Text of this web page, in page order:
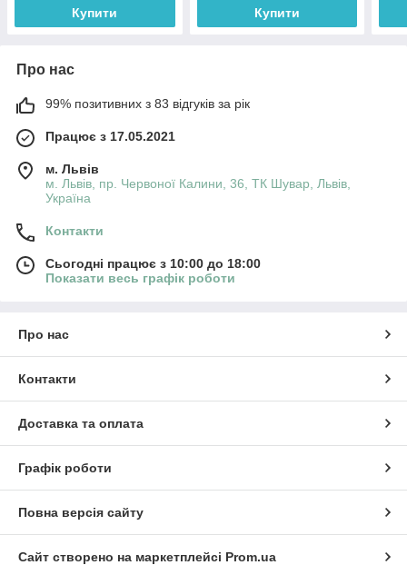
Купити Купити
Про нас
99% позитивних з 83 відгуків за рік
Працює з 17.05.2021
м. Львів
м. Львів, пр. Червоної Калини, 36, ТК Шувар, Львів,
Україна
Контакти
Сьогодні працює з 10:00 до 18:00
Показати весь графік роботи
Про нас
Контакти
Доставка та оплата
Графік роботи
Повна версія сайту
Сайт створено на маркетплейсі Prom.ua